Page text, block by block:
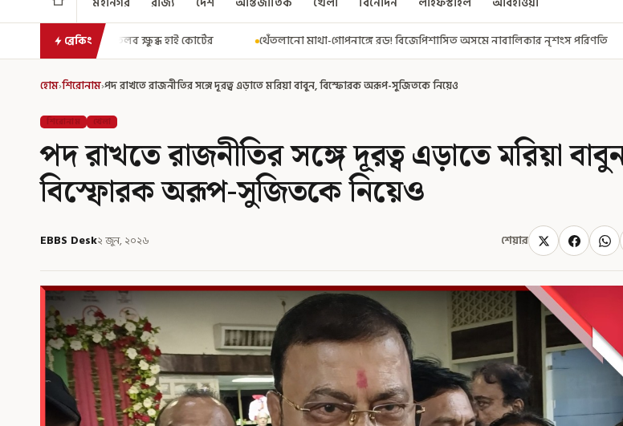
ব্রেকিং
হাই কোর্টের থেঁতলানো মাথা-গোপনাঙ্গে রড! বিজেপিশাসিত অসমে নাবালিকার নৃশংস পরিণতি ব্রড পর্বতশৃঙ্গে তুষারধসে
হোম›শিরোনাম›পদ রাখতে রাজনীতির সঙ্গে দূরত্ব এড়াতে মরিয়া বাবুন, বিস্ফোরক অরূপ-সুজিতকে নিয়েও
শিরোনাম খেলা
পদ রাখতে রাজনীতির সঙ্গে দূরত্ব এড়াতে মরিয়া
বিস্ফোরক অরূপ-সুজিতকে নিয়েও
EBBS Desk২ জুন, ২০২৬ শেয়ার